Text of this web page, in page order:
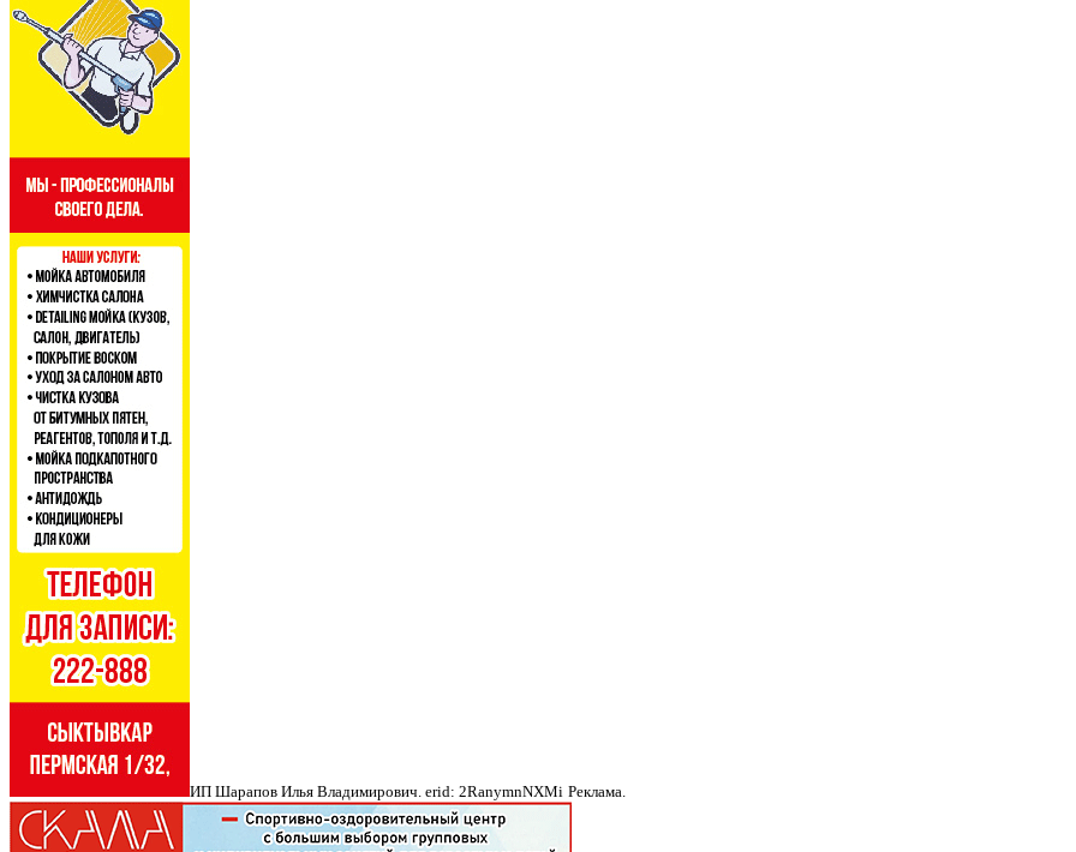
ИП Шарапов Илья Владимирович. erid: 2RanymnNXMi Реклама.